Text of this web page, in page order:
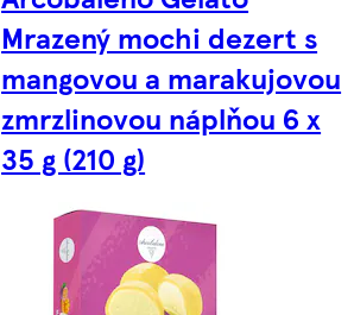
Mrazený mochi dezert s
mangovou a marakujovou
zmrzlinovou náplňou 6 x
35 g (210 g)